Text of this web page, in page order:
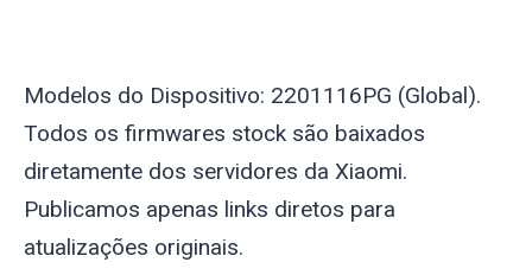
Modelos do Dispositivo: 2201116PG (Global).
Todos os firmwares stock são baixados
diretamente dos servidores da Xiaomi.
Publicamos apenas links diretos para
atualizações originais.